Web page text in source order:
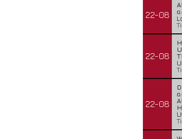
22-08
22-08
22-08